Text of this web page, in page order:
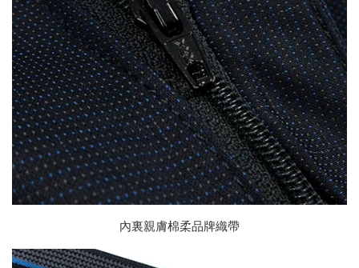
內裏親膚棉柔品牌織帶